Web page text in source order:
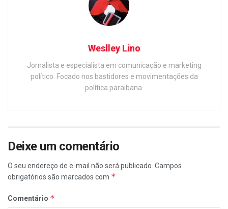
Weslley Lino
Jornalista e especialista em comunicação e marketing
político. Focado nos bastidores e movimentações da
política paraibana.
Deixe um comentário
O seu endereço de e-mail não será publicado. Campos
obrigatórios são marcados com *
Comentário *